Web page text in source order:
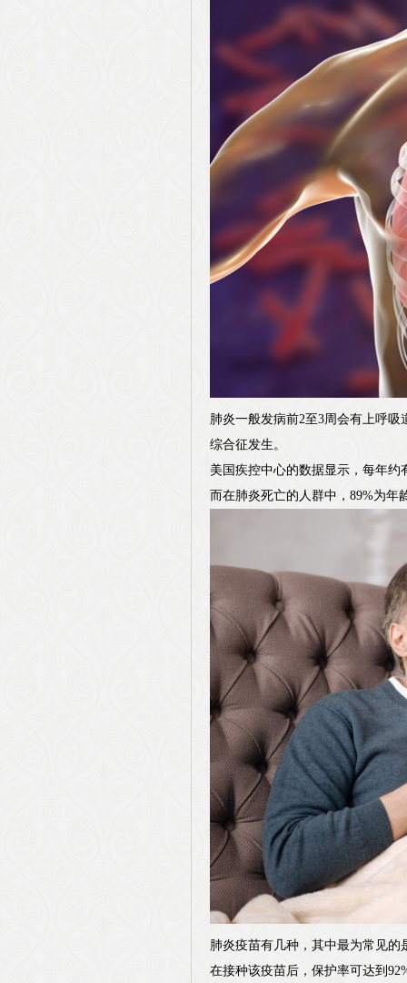
肺炎一般发病前2至3周会有上呼
综合征发生。
美国疾控中心的数据显示，每年约
而在肺炎死亡的人群中，89%为年
肺炎疫苗有几种，其中最为常见
在接种该疫苗后，保护率可达到